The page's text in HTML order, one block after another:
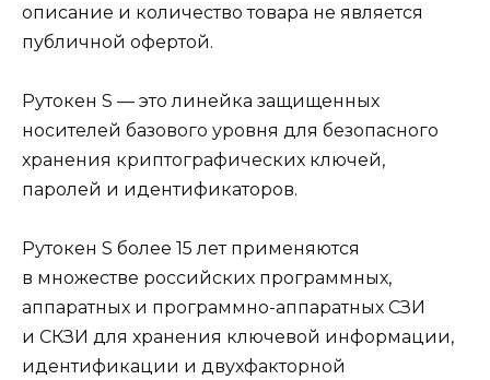
описание и количество товара не является
публичной офертой.
Рутокен S — это линейка защищенных
носителей базового уровня для безопасного
хранения криптографических ключей,
паролей и идентификаторов.
Рутокен S более 15 лет применяются
в множестве российских программных,
аппаратных и программно-аппаратных СЗИ
и СКЗИ для хранения ключевой информации,
идентификации и двухфакторной